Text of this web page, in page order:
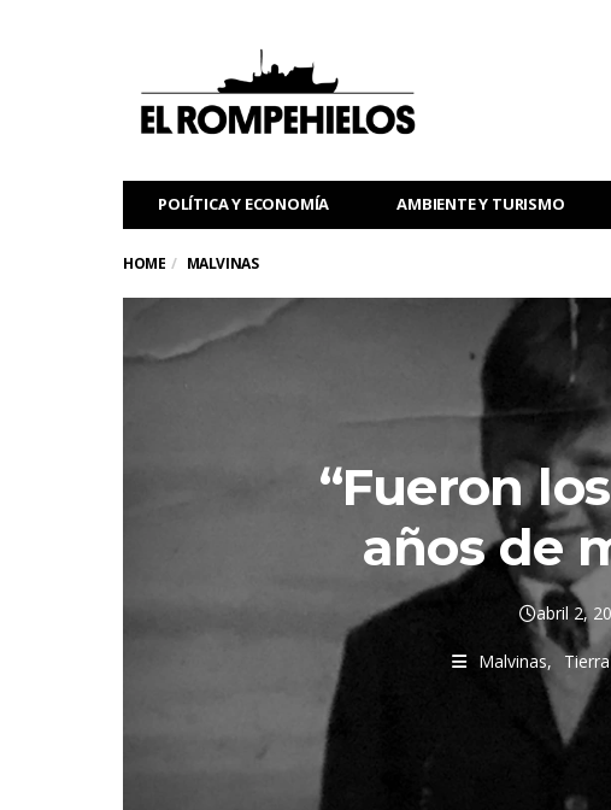
POLÍTICA Y ECONOMÍA AMBIENTE Y TURISMO
HOME MALVINAS
“Fueron
años de
abril 2,
Malvinas